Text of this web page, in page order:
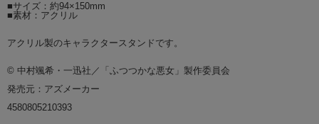
■サイズ：約94×150mm
■素材：アクリル
アクリル製のキャラクタースタンドです。
© 中村颯希・一迅社／「ふつつかな悪女」製作委員会
発売元：アズメーカー
4580805210393